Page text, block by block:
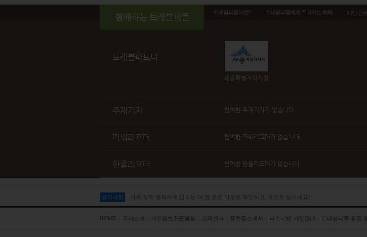
트래블피플이란? 트래블피플에게 주어지는 혜택 해당 콘
트래블파트너
세종특별자치시청
주재기자 참여한 주재기자가 없습니다.
파워리포터 참여한 파워리포터가 없습니다.
한줄리포터 참여한 한줄리포터가 없습니다.
공지사항 가족 모두 행복하게 만드는 여.행.운은 타로로 확인하고, 포인트 받으세요!
HOME 회사소개 개인정보취급방침 고객센터 플랫폼소개서 파트너쉽 가입안내 트래블피플 활동